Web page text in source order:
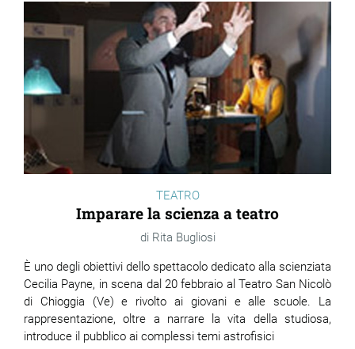
TEATRO
Imparare la scienza a teatro
Rita Bugliosi
È uno degli obiettivi dello spettacolo dedicato alla scienziata
Cecilia Payne, in scena dal 20 febbraio al Teatro San Nicolò
di Chioggia (Ve) e rivolto ai giovani e alle scuole. La
rappresentazione, oltre a narrare la vita della studiosa,
introduce il pubblico ai complessi temi astrofisici